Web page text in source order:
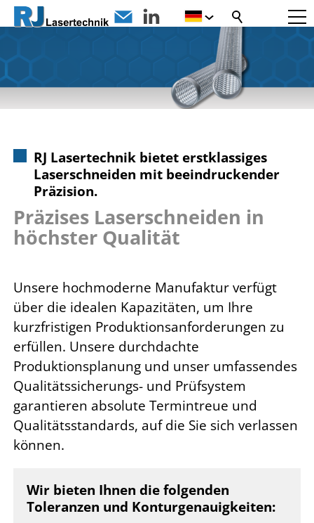
RJ Lasertechnik bietet erstklassiges
Laserschneiden mit beeindruckender
Präzision.
Präzises Laserschneiden in
höchster Qualität
Unsere hochmoderne Manufaktur verfügt
über die idealen Kapazitäten, um Ihre
kurzfristigen Produktionsanforderungen zu
erfüllen. Unsere durchdachte
Produktionsplanung und unser umfassendes
Qualitätssicherungs- und Prüfsystem
garantieren absolute Termintreue und
Qualitätsstandards, auf die Sie sich verlassen
können.
Wir bieten Ihnen die folgenden
Toleranzen und Konturgenauigkeiten: